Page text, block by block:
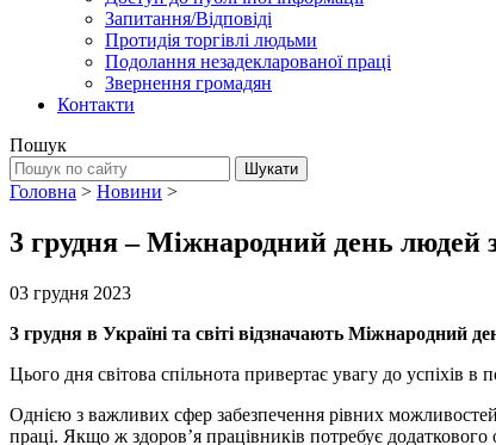
Запитання/Відповіді
Протидія торгівлі людьми
Подолання незадекларованої праці
Звернення громадян
Контакти
Пошук
Головна > Новини >
3 грудня – Міжнародний день людей
03 грудня 2023
3 грудня в Україні та світі відзначають Міжнародний
Цього дня світова спільнота привертає увагу до успіхів в
Однією з важливих сфер забезпечення рівних
праці. Якщо ж здоров’я працівників потребує